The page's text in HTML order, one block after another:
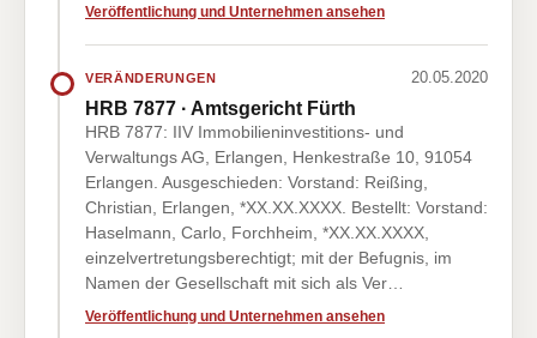
Veröffentlichung und Unternehmen ansehen
VERÄNDERUNGEN 20.05.2020
HRB 7877 · Amtsgericht Fürth
HRB 7877: IIV Immobilieninvestitions- und
Verwaltungs AG, Erlangen, Henkestraße 10, 91054
Erlangen. Ausgeschieden: Vorstand: Reißing,
Christian, Erlangen, *XX.XX.XXXX. Bestellt: Vorstand:
Haselmann, Carlo, Forchheim, *XX.XX.XXXX,
einzelvertretungsberechtigt; mit der Befugnis, im
Namen der Gesellschaft mit sich als Ver…
Veröffentlichung und Unternehmen ansehen